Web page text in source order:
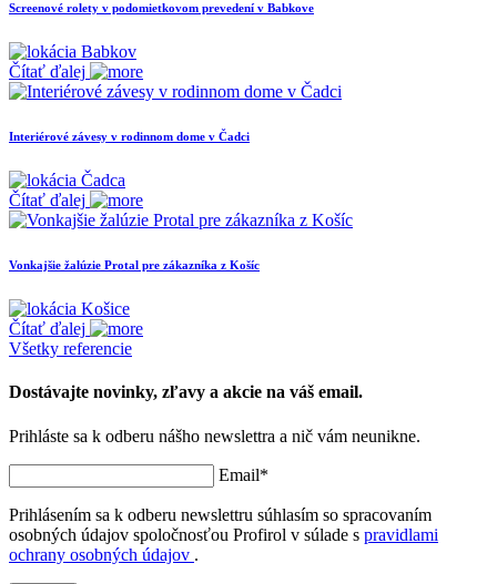
Screenové rolety v podomietkovom prevedení v Babkove
Babkov
Čítať ďalej
Interiérové závesy v rodinnom dome v Čadci
Čadca
Čítať ďalej
Vonkajšie žalúzie Protal pre zákazníka z Košíc
Košice
Čítať ďalej
Všetky referencie
Dostávajte novinky, zľavy a akcie na váš email.
Prihláste sa k odberu nášho newslettra a nič vám neunikne.
Email*
Prihlásením sa k odberu newslettru súhlasím so spracovaním
osobných údajov spoločnosťou Profirol v súlade s pravidlami
ochrany osobných údajov .